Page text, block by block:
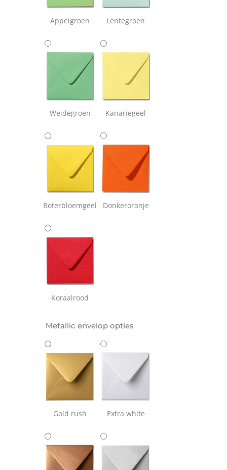
Appelgroen Lentegroen
Weidegroen Kanariegeel
Boterbloemgeel Donkeroranje
Koraalrood
Metallic envelop opties
Gold rush Extra white